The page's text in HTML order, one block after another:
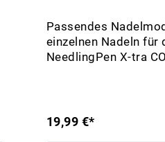
Passendes
einzelnen Nadeln für
NeedlingPen X-tra
19,99 €*